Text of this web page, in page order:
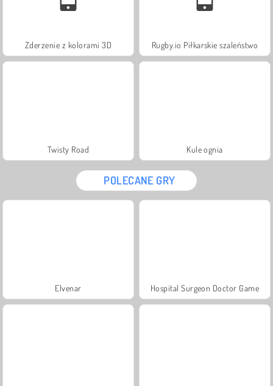
Zderzenie z kolorami 3D Rugby.io Piłkarskie szaleństwo
Twisty Road Kule ognia
POLECANE GRY
Elvenar Hospital Surgeon Doctor Game